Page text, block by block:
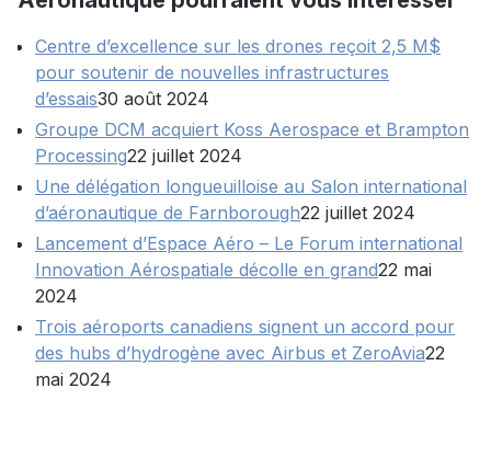
Centre d’excellence sur les drones reçoit 2,5 M$
pour soutenir de nouvelles infrastructures
d’essais30 août 2024
Groupe DCM acquiert Koss Aerospace et Brampton
Processing22 juillet 2024
Une délégation longueuilloise au Salon international
d’aéronautique de Farnborough22 juillet 2024
Lancement d’Espace Aéro – Le Forum international
Innovation Aérospatiale décolle en grand22 mai
2024
Trois aéroports canadiens signent un accord pour
des hubs d’hydrogène avec Airbus et ZeroAvia22
mai 2024